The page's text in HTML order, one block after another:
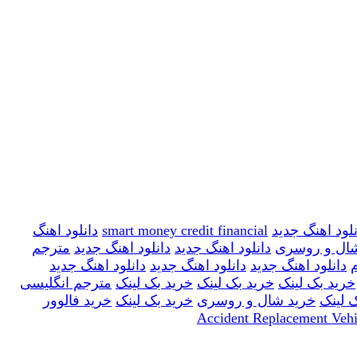
اهنگ جدید smart money credit financial دانلود اهنگ
و روسری دانلود اهنگ جدید دانلود اهنگ جدید مترجم
دانلود اهنگ جدید دانلود اهنگ جدید دانلود اهنگ جدید
خرید بک لینک خرید بک لینک خرید بک لینک مترجم انگلیسی
لینک خرید شال و روسری خرید بک لینک خرید فالوور
Accident Replacement